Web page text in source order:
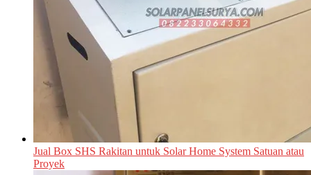
Jual Box SHS Rakitan untuk Solar Home System Satuan atau
Proyek